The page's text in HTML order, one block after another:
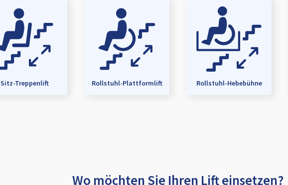
Sitz-Treppenlift Rollstuhl-Plattformlift Rollstuhl-Hebebühne
Wo möchten Sie Ihren Lift einsetzen?